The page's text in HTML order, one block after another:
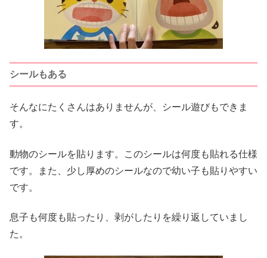
シールもある
そんなにたくさんはありませんが、シール遊びもできま
す。
動物のシールを貼ります。このシールは何度も貼れる仕様
です。また、少し厚めのシールなので幼い子も貼りやすい
です。
息子も何度も貼ったり、剥がしたりを繰り返していまし
た。